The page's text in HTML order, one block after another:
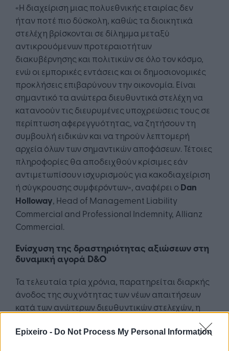
Epixeiro - Do Not Process My Personal Information
«Η διαχείριση μιας πολυεθνικής εταιρίας δεν
ήταν ποτέ πιο δύσκολη, καθώς τα διοικητικά
στελέχη βρίσκονται σε δίλημμα μεταξύ
αντικρουόμενων προτεραιοτήτων
διακυβέρνησης και πολιτικών σε όλο τον κόσμο,
ενώ οι εμπορικές εντάσεις και οι δημοσιονομικές
προκλήσεις επιβαρύνουν την οικονομία. Είναι
σημαντικό τα ανώτερα διευθυντικά στελέχη να
κατανοούν τις διευρυμένες υποχρεώσεις τους σε
περίπτωση αφερεγγυότητας, να ζητήσουν τη
συμβουλή ειδικών και να τηρούν λεπτομερή
αρχεία όλων των σημαντικών αποφάσεων. Τέτοιες
πληροφορίες θα αποδειχθούν κρίσιμες εάν
αντιμετωπίσουν ισχυρισμούς για κακοδιαχείριση
ή σύγκρουσης συμφερόντων», αναφέρει ο Dan
Holloway, Head of Management Liability
Commercial and Professional Indemnity, Allianz
Commercial.
Ενίσχυση της δραστηριότητας αξιώσεων στη
δυναμική αγορά D&O
Τα τελευταία τρία χρόνια, παρατηρείται διαρκής
άνοδος της συχνότητας των νέων απαιτήσεων
κατά των ανώτερων διευθυντικών στελεχών, η
πανδημίας επίπεδα στις περισσότερες περιοχές